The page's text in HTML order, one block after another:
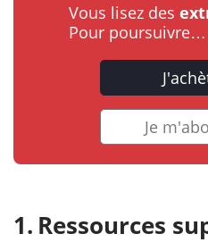
Vous lisez des
Pour poursuivre…
Je
Ressources